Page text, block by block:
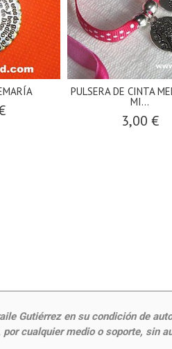
PULSERA DE CINTA
MI...
3,00 €
Gutiérrez en su condición de
cualquier medio o soporte, sin